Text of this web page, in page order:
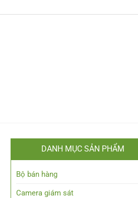
DANH MỤC SẢN PHẨM
Bộ bán hàng
Camera giám sát